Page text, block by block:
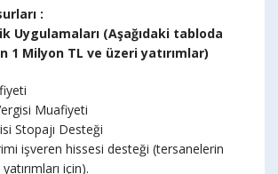
:
Uygulamaları (Aşağıdaki tabloda
1 Milyon TL ve üzeri yatırımlar)
Muafiyeti
Stopajı Desteği
işveren hissesi desteği (tersanelerin
için).